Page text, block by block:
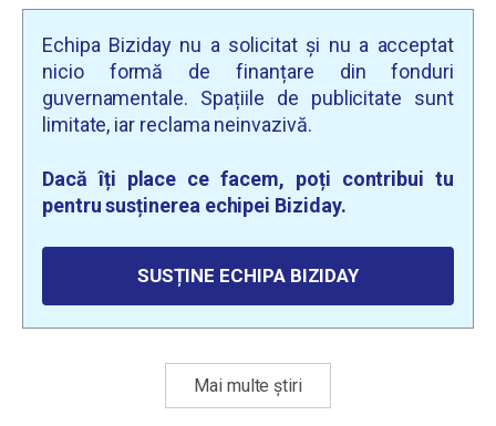
Echipa Biziday nu a solicitat și nu a acceptat
nicio formă de finanțare din fonduri
guvernamentale. Spațiile de publicitate sunt
limitate, iar reclama neinvazivă.
Dacă îți place ce facem, poți contribui tu
pentru susținerea echipei Biziday.
SUSȚINE ECHIPA BIZIDAY
Mai multe știri